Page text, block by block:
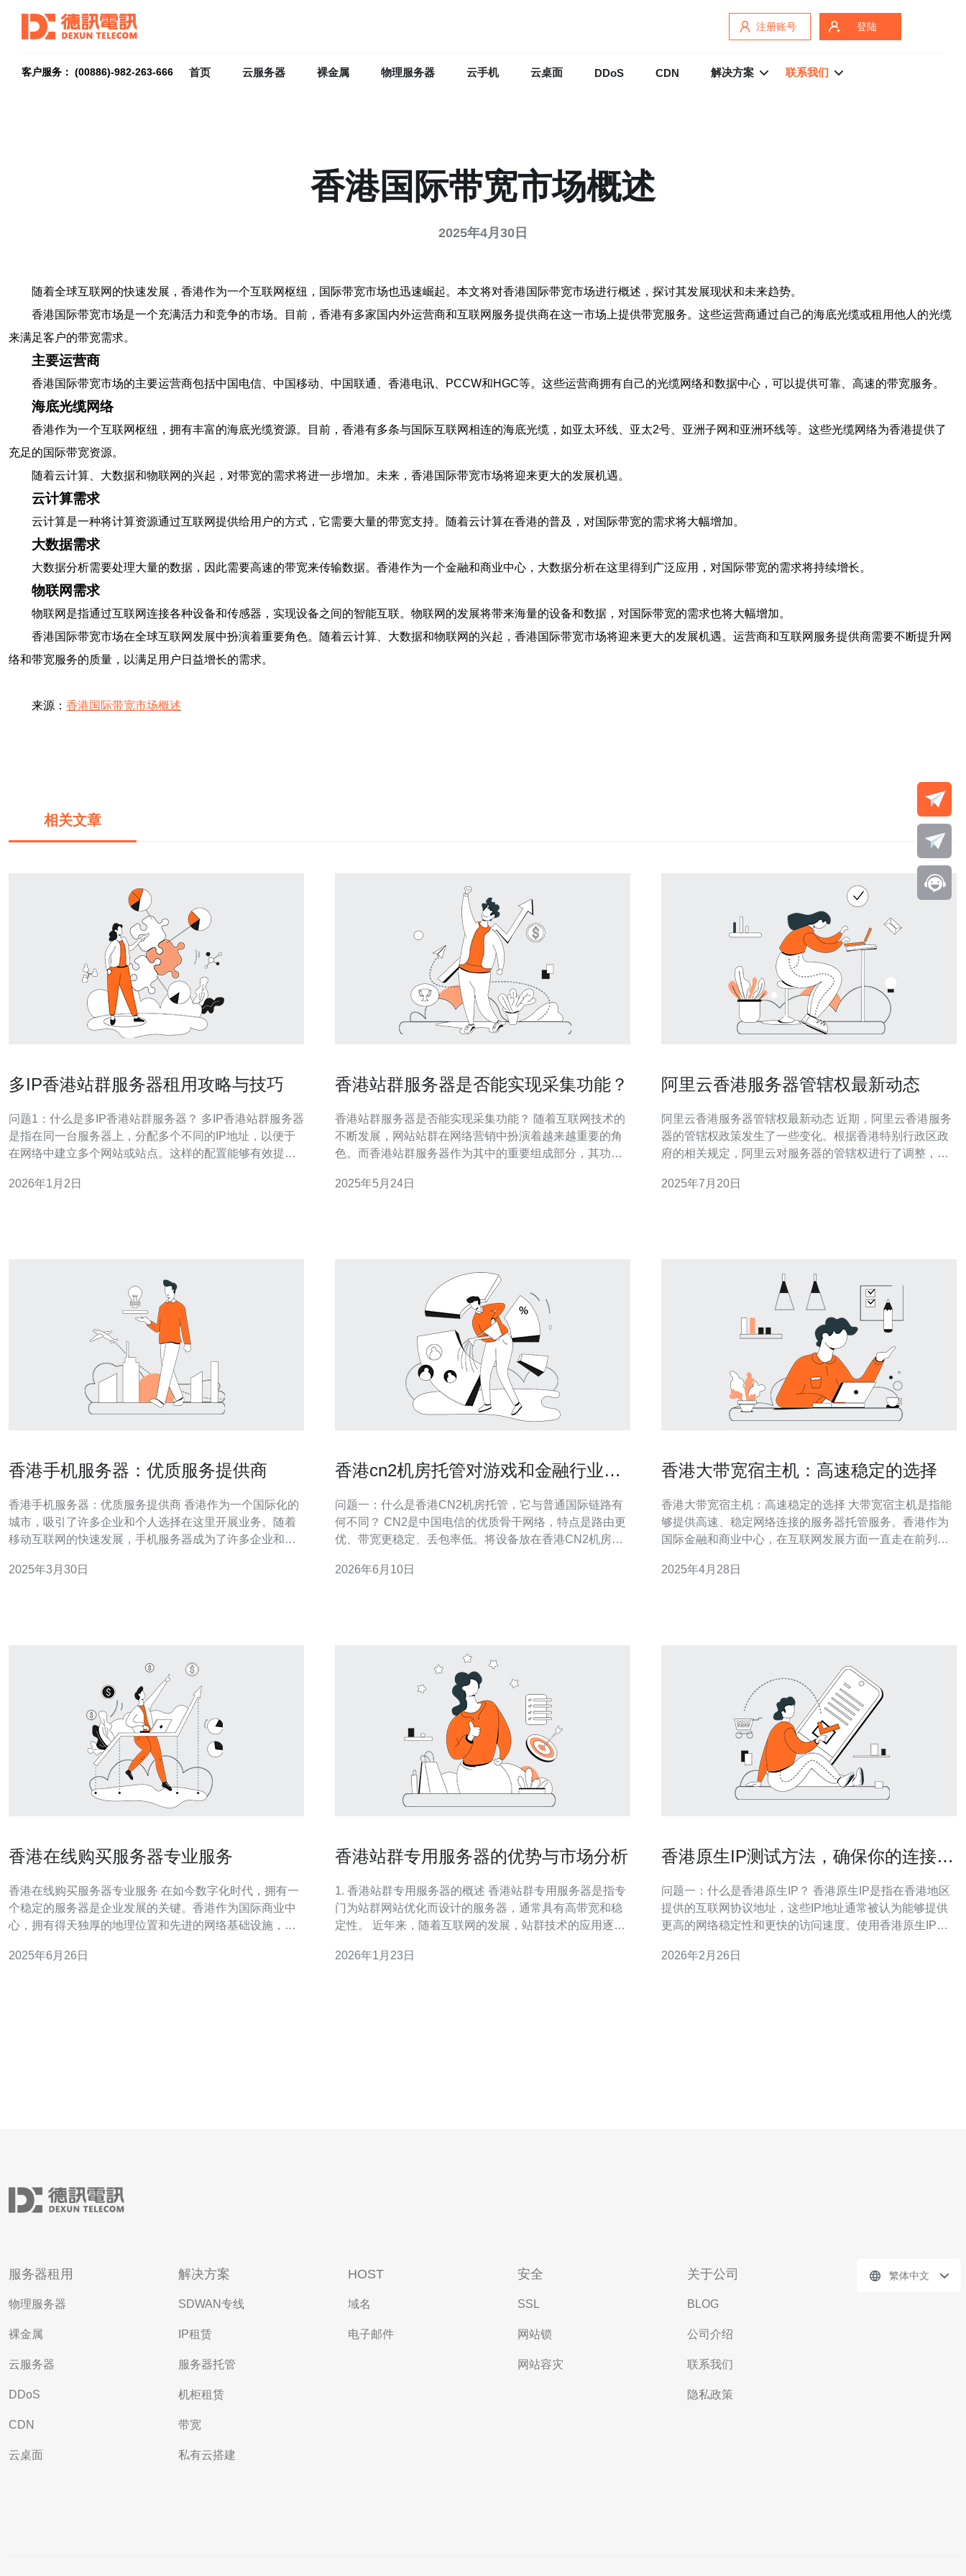
注册账号 登陆
客户服务： (00886)-982-263-666 首页 云服务器 裸金属 物理服务器 云手机 云桌面 DDoS CDN 解决方案 联系我们
香港国际带宽市场概述
2025年4月30日
随着全球互联网的快速发展，香港作为一个互联网枢纽，国际带宽市场也迅速崛起。本文将对香港国际带宽市场进行概述，探讨其发展现状和未来趋势。
香港国际带宽市场是一个充满活力和竞争的市场。目前，香港有多家国内外运营商和互联网服务提供商在这一市场上提供带宽服务。这些运营商通过自己的海底光缆或租用他人的光缆
来满足客户的带宽需求。
主要运营商
香港国际带宽市场的主要运营商包括中国电信、中国移动、中国联通、香港电讯、PCCW和HGC等。这些运营商拥有自己的光缆网络和数据中心，可以提供可靠、高速的带宽服务。
海底光缆网络
香港作为一个互联网枢纽，拥有丰富的海底光缆资源。目前，香港有多条与国际互联网相连的海底光缆，如亚太环线、亚太2号、亚洲子网和亚洲环线等。这些光缆网络为香港提供了
充足的国际带宽资源。
随着云计算、大数据和物联网的兴起，对带宽的需求将进一步增加。未来，香港国际带宽市场将迎来更大的发展机遇。
云计算需求
云计算是一种将计算资源通过互联网提供给用户的方式，它需要大量的带宽支持。随着云计算在香港的普及，对国际带宽的需求将大幅增加。
大数据需求
大数据分析需要处理大量的数据，因此需要高速的带宽来传输数据。香港作为一个金融和商业中心，大数据分析在这里得到广泛应用，对国际带宽的需求将持续增长。
物联网需求
物联网是指通过互联网连接各种设备和传感器，实现设备之间的智能互联。物联网的发展将带来海量的设备和数据，对国际带宽的需求也将大幅增加。
香港国际带宽市场在全球互联网发展中扮演着重要角色。随着云计算、大数据和物联网的兴起，香港国际带宽市场将迎来更大的发展机遇。运营商和互联网服务提供商需要不断提升网
络和带宽服务的质量，以满足用户日益增长的需求。
来源： 香港国际带宽市场概述
相关文章
多IP香港站群服务器租用攻略与技巧
问题1：什么是多IP香港站群服务器？ 多IP香港站群服务器
是指在同一台服务器上，分配多个不同的IP地址，以便于
在网络中建立多个网站或站点。这样的配置能够有效提高
罚，同时也能够提高网站的安全性和稳定性。香港的地理
2026年1月2日
香港站群服务器是否能实现采集功能？
香港站群服务器是否能实现采集功能？ 随着互联网技术的
不断发展，网站站群在网络营销中扮演着越来越重要的角
色。而香港站群服务器作为其中的重要组成部分，其功能
可少的一环。那么，香港站群服务器是否能实现采集功能
2025年5月24日
阿里云香港服务器管辖权最新动态
阿里云香港服务器管辖权最新动态 近期，阿里云香港服务
器的管辖权政策发生了一些变化。根据香港特别行政区政
府的相关规定，阿里云对服务器的管辖权进行了调整，以
云香港服务器上托管的用户。用户需要了解新的管辖权规
2025年7月20日
香港手机服务器：优质服务提供商
香港手机服务器：优质服务提供商 香港作为一个国际化的
城市，吸引了许多企业和个人选择在这里开展业务。随着
移动互联网的快速发展，手机服务器成为了许多企业和个
的技术，成为了业界的佼佼者。 香港手机服务器提供商以
2025年3月30日
香港cn2机房托管对游戏和金融行业网
问题一：什么是香港CN2机房托管，它与普通国际链路有
何不同？ CN2是中国电信的优质骨干网络，特点是路由更
优、带宽更稳定、丢包率低。将设备放在香港CN2机房托
更短的物理路径。相比普通国际链路，CN2通常提供更低
2026年6月10日
香港大带宽宿主机：高速稳定的选择
香港大带宽宿主机：高速稳定的选择 大带宽宿主机是指能
够提供高速、稳定网络连接的服务器托管服务。香港作为
国际金融和商业中心，在互联网发展方面一直走在前列，
2025年4月28日
香港在线购买服务器专业服务
香港在线购买服务器专业服务 在如今数字化时代，拥有一
个稳定的服务器是企业发展的关键。香港作为国际商业中
心，拥有得天独厚的地理位置和先进的网络基础设施，成
器，可以选择不同配置和规格的服务器，根据企业需求来
2025年6月26日
香港站群专用服务器的优势与市场分析
1. 香港站群专用服务器的概述 香港站群专用服务器是指专
门为站群网站优化而设计的服务器，通常具有高带宽和稳
定性。 近年来，随着互联网的发展，站群技术的应用逐渐
址来分散风险，提高网站的权重。 香港由于其优越的地理
2026年1月23日
香港原生IP测试方法，确保你的连接稳
问题一：什么是香港原生IP？ 香港原生IP是指在香港地区
提供的互联网协议地址，这些IP地址通常被认为能够提供
更高的网络稳定性和更快的访问速度。使用香港原生IP可
验，尤其是在访问本地内容时。 问题二：为什么需要对香
2026年2月26日
服务器租用
物理服务器
裸金属
云服务器
DDoS
CDN
云桌面
解决方案
SDWAN专线
IP租赁
服务器托管
机柜租赁
带宽
私有云搭建
HOST
域名
电子邮件
安全
SSL
网站锁
网站容灾
关于公司
BLOG
公司介绍
联系我们
隐私政策
繁体中文